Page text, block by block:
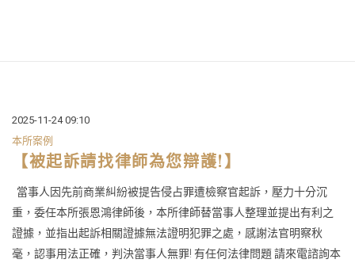
2025-11-24 09:10
本所案例
【被起訴請找律師為您辯護!】
當事人因先前商業糾紛被提告侵占罪遭檢察官起訴，壓力十分沉
重，委任本所張恩鴻律師後，本所律師替當事人整理並提出有利之
證據，並指出起訴相關證據無法證明犯罪之處，感謝法官明察秋
毫，認事用法正確，判決當事人無罪! 有任何法律問題 請來電諮詢本